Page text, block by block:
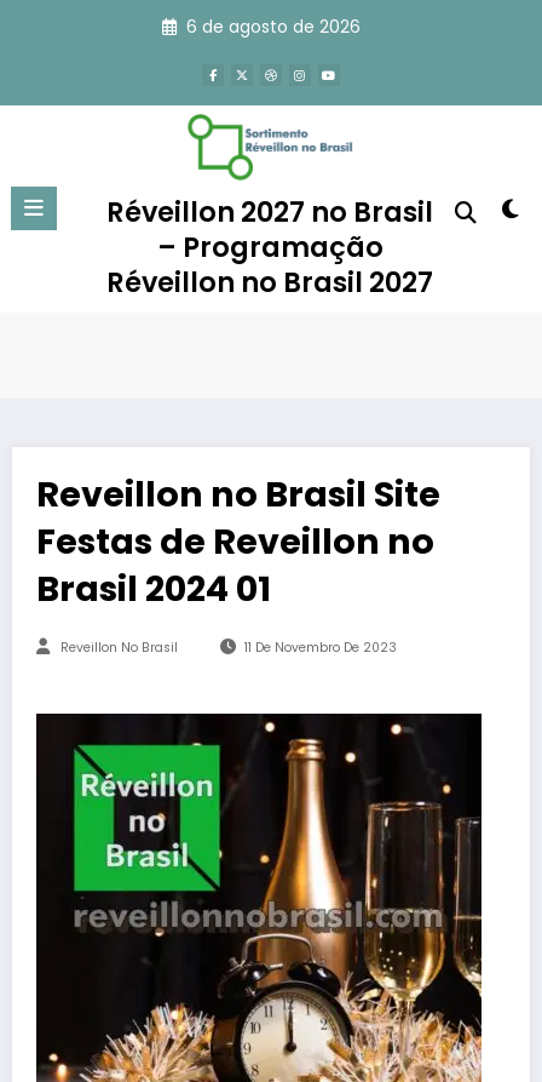
6 de agosto de 2026
Réveillon 2027 no Brasil
– Programação
Réveillon no Brasil 2027
Reveillon no Brasil Site
Festas de Reveillon no
Brasil 2024 01
Reveillon No Brasil 11 De Novembro De 2023